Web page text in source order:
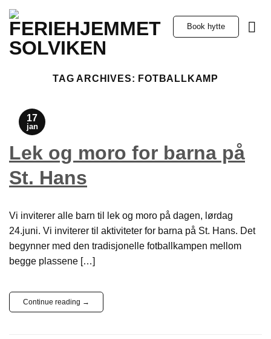
Skip
content
Book hytte
TAG ARCHIVES: FOTBALLKAMP
17
jan
Lek og moro for barna på
St. Hans
Vi inviterer alle barn til lek og moro på dagen, lørdag
24.juni. Vi inviterer til aktiviteter for barna på St. Hans. Det
begynner med den tradisjonelle fotballkampen mellom
begge plassene […]
Continue reading →